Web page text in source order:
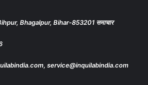
Bhagalpur, Bihar-853201 समाचार
service@inquilabindia.com